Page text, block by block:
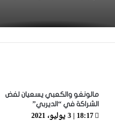
بجناح فاخر بـ4 ملايين لليلة… ونهاية
مالونغو والكعبي يسعيان لفض
الشراكة في “الديربي”
18:17 | 3 يوليو، 2021